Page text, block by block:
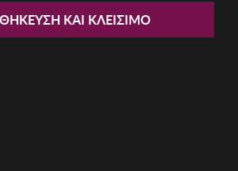
3 Τεμ. ΑΝΕΜΟΣ
ΚΑΙ ΚΛΕΊΣΙΜΟ